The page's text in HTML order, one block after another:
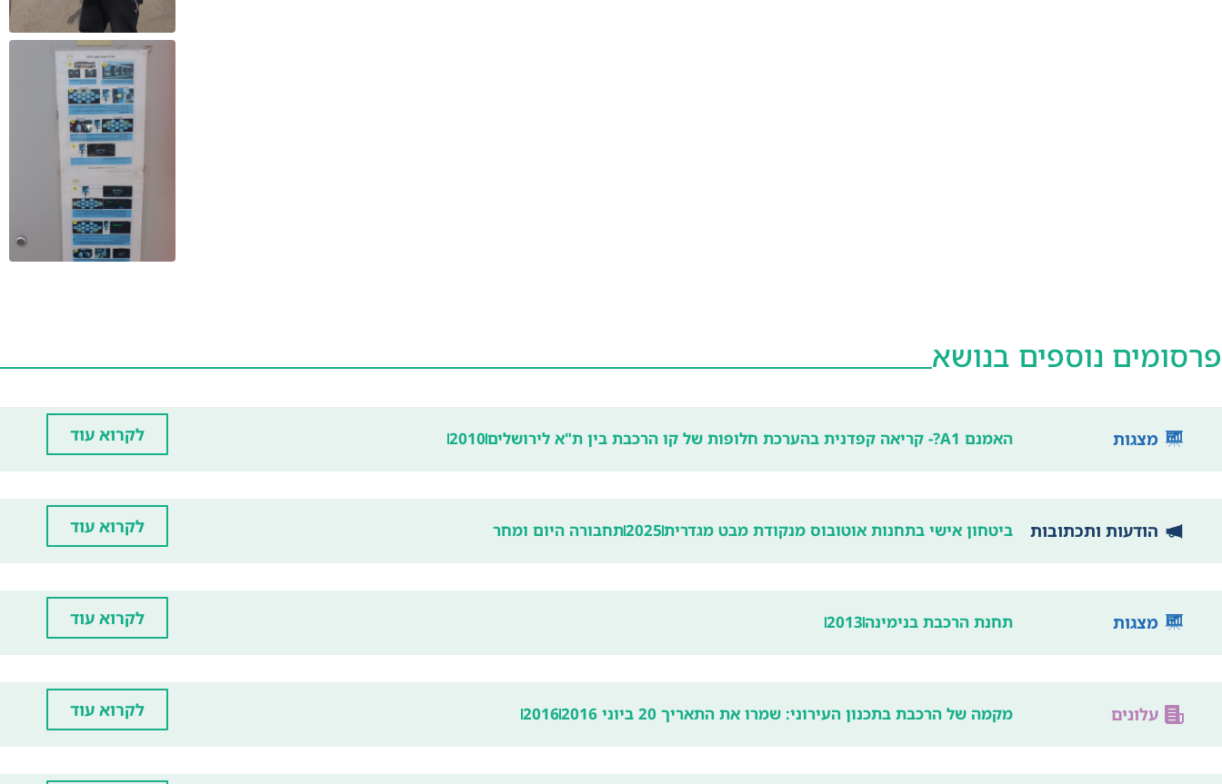
פרסומים נוספים בנושא
מצגות האמנם A1?- קריאה קפדנית בהערכת חלופות של קו הרכבת בין ת"א לירושלים 2010 לקרוא עוד
הודעות ותכתובות ביטחון אישי בתחנות אוטובוס מנקודת מבט מגדרית2025תחבורה היום ומחר לקרוא עוד
מצגות תחנת הרכבת בנימינה2013 לקרוא עוד
עלונים מקמה של הרכבת בתכנון העירוני: שמרו את התאריך 20 ביוני 2016 2016 לקרוא עוד